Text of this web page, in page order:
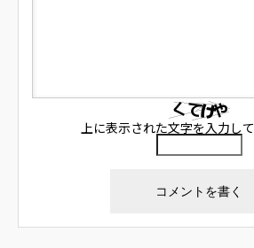
上に表示された文字を入力し